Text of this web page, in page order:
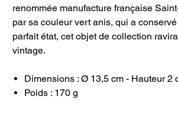
renommée manufacture française
par sa couleur vert anis, qui a
parfait état, cet objet de collection
vintage.
Dimensions : Ø 13,5 cm - Hauteur 2
Poids : 170 g